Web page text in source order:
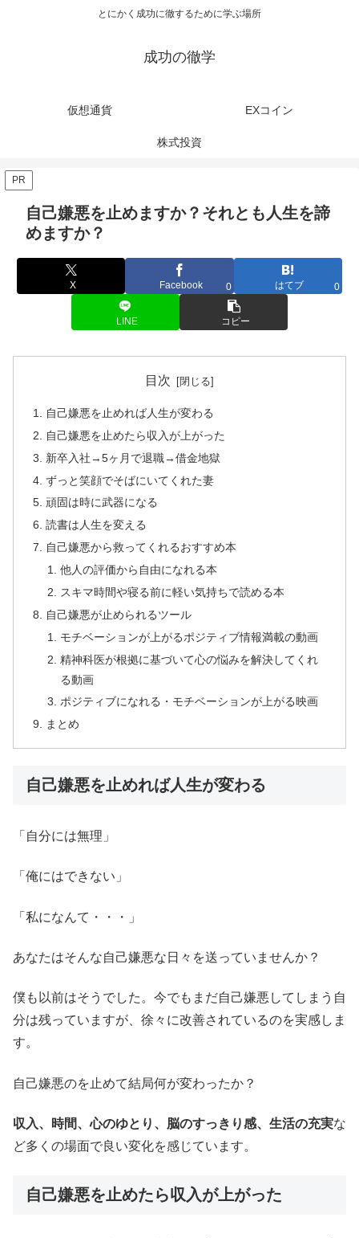
とにかく成功に徹するために学ぶ場所
成功の徹学
仮想通貨 EXコイン
株式投資
PR
自己嫌悪を止めますか？それとも人生を諦
めますか？
X Facebook 0 はてブ 0
LINE コピー
目次
自己嫌悪を止めれば人生が変わる
自己嫌悪を止めたら収入が上がった
新卒入社→5ヶ月で退職→借金地獄
ずっと笑顔でそばにいてくれた妻
頑固は時に武器になる
読書は人生を変える
自己嫌悪から救ってくれるおすすめ本
他人の評価から自由になれる本
スキマ時間や寝る前に軽い気持ちで読める本
自己嫌悪が止められるツール
モチベーションが上がるポジティブ情報満載の動画
精神科医が根拠に基づいて心の悩みを解決してくれ
る動画
ポジティブになれる・モチベーションが上がる映画
まとめ
自己嫌悪を止めれば人生が変わる
「自分には無理」
「俺にはできない」
「私になんて・・・」
あなたはそんな自己嫌悪な日々を送っていませんか？
僕も以前はそうでした。今でもまだ自己嫌悪してしまう自
分は残っていますが、徐々に改善されているのを実感しま
す。
自己嫌悪のを止めて結局何が変わったか？
収入、時間、心のゆとり、脳のすっきり感、生活の充実な
ど多くの場面で良い変化を感じています。
自己嫌悪を止めたら収入が上がった